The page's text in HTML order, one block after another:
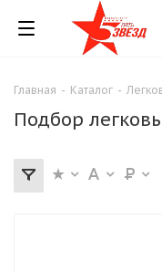
Главная - Каталог -
Подбор